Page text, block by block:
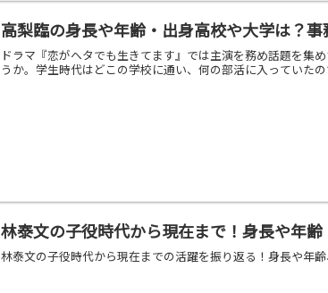
高梨臨の身長や年齢・出身高校や大学は？
ドラマ『恋がヘタでも生きてます』では主演を務め話題を集
うか。学生時代はどこの学校に通い、何の部活に入っていた
林泰文の子役時代から現在まで！身長や年
林泰文の子役時代から現在までの活躍を振り返る！身長や年